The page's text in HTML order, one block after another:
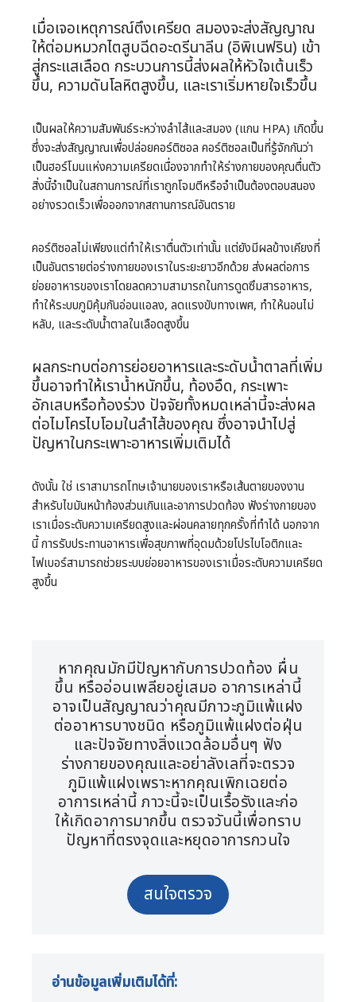
เมื่อเจอเหตุการณ์ตึงเครียด สมองจะส่งสัญญาณ
ให้ต่อมหมวกไตสูบฉีดอะดรีนาลีน (อิพิเนฟริน) เข้า
สู่กระแสเลือด กระบวนการนี้ส่งผลให้หัวใจเต้นเร็ว
ขึ้น, ความดันโลหิตสูงขึ้น, และเราเริ่มหายใจเร็วขึ้น
เป็นผลให้ความสัมพันธ์ระหว่างลำไส้และสมอง (แกน HPA) เกิดขึ้น
ซึ่งจะส่งสัญญาณเพื่อปล่อยคอร์ติซอล คอร์ติซอลเป็นที่รู้จักกันว่า
เป็นฮอร์โมนแห่งความเครียดเนื่องจากทำให้ร่างกายของคุณตื่นตัว
สิ่งนี้จำเป็นในสถานการณ์ที่เราถูกโจมตีหรือจำเป็นต้องตอบสนอง
อย่างรวดเร็วเพื่อออกจากสถานการณ์อันตราย
คอร์ติซอลไม่เพียงแต่ทำให้เราตื่นตัวเท่านั้น แต่ยังมีผลข้างเคียงที่
เป็นอันตรายต่อร่างกายของเราในระยะยาวอีกด้วย ส่งผลต่อการ
ย่อยอาหารของเราโดยลดความสามารถในการดูดซึมสารอาหาร,
ทำให้ระบบภูมิคุ้มกันอ่อนแอลง, ลดแรงขับทางเพศ, ทำให้นอนไม่
หลับ, และระดับน้ำตาลในเลือดสูงขึ้น
ผลกระทบต่อการย่อยอาหารและระดับน้ำตาลที่เพิ่ม
ขึ้นอาจทำให้เราน้ำหนักขึ้น, ท้องอืด, กระเพาะ
อักเสบหรือท้องร่วง ปัจจัยทั้งหมดเหล่านี้จะส่งผล
ต่อไมโครไบโอมในลำไส้ของคุณ ซึ่งอาจนำไปสู่
ปัญหาในกระเพาะอาหารเพิ่มเติมได้
ดังนั้น ใช่ เราสามารถโทษเจ้านายของเราหรือเส้นตายของงาน
สำหรับไขมันหน้าท้องส่วนเกินและอาการปวดท้อง ฟังร่างกายของ
เราเมื่อระดับความเครียดสูงและผ่อนคลายทุกครั้งที่ทำได้ นอกจาก
นี้ การรับประทานอาหารเพื่อสุขภาพที่อุดมด้วยโปรไบโอติกและ
ไฟเบอร์สามารถช่วยระบบย่อยอาหารของเราเมื่อระดับความเครียด
สูงขึ้น
หากคุณมักมีปัญหากับการปวดท้อง ผื่น
ขึ้น หรืออ่อนเพลียอยู่เสมอ อาการเหล่านี้
อาจเป็นสัญญาณว่าคุณมีภาวะภูมิแพ้แฝง
ต่ออาหารบางชนิด หรือภูมิแพ้แฝงต่อฝุ่น
และปัจจัยทางสิ่งแวดล้อมอื่นๆ ฟัง
ร่างกายของคุณและอย่าลังเลที่จะตรวจ
ภูมิแพ้แฝงเพราะหากคุณเพิกเฉยต่อ
อาการเหล่านี้ ภาวะนี้จะเป็นเรื้อรังและก่อ
ให้เกิดอาการมากขึ้น ตรวจวันนี้เพื่อทราบ
ปัญหาที่ตรงจุดและหยุดอาการกวนใจ
สนใจตรวจ
อ่านข้อมูลเพิ่มเติมได้ที่: